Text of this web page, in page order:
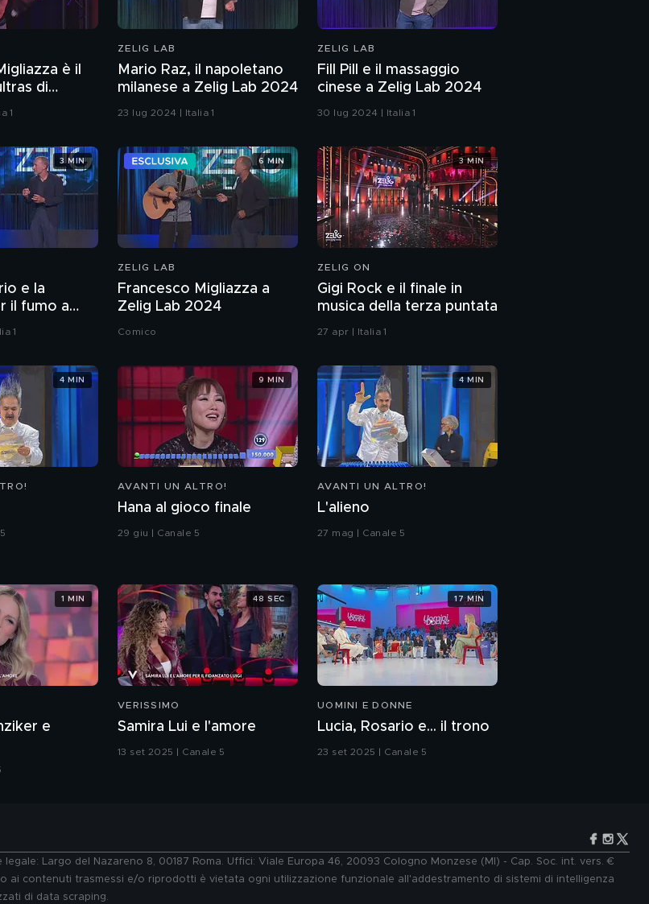
è il
di
1
ZELIG LAB
Mario Raz, il napoletano
milanese a Zelig Lab 2024
23 lug 2024 | Italia 1
ZELIG LAB
Fill Pill e il massaggio
cinese a Zelig Lab 2024
30 lug 2024 | Italia 1
e la
il fumo a
1
3 MIN
ZELIG LAB
Francesco Migliazza a
Zelig Lab 2024
Comico
6 MIN
ZELIG ON
Gigi Rock e il finale in
musica della terza puntata
27 apr | Italia 1
3 MIN
4 MIN
AVANTI UN ALTRO!
Hana al gioco finale
29 giu | Canale 5
9 MIN
AVANTI UN ALTRO!
L'alieno
27 mag | Canale 5
4 MIN
e
1 MIN
VERISSIMO
Samira Lui e l'amore
13 set 2025 | Canale 5
48 SEC
UOMINI E DONNE
Lucia, Rosario e... il trono
23 set 2025 | Canale 5
17 MIN
Largo del Nazareno 8, 00187 Roma. Uffici: Viale Europa 46, 20093 Cologno Monzese (MI) - Cap. Soc. int. vers. €
ai contenuti trasmessi e/o riprodotti è vietata ogni utilizzazione funzionale all'addestramento di sistemi di intelligenza
di data scraping.